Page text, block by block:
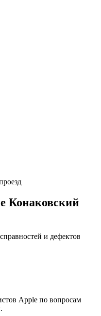
Конаковский
и дефектов
Apple по вопросам